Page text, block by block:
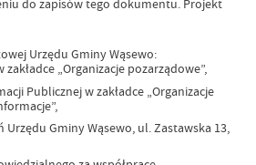
do zapisów tego dokumentu. Projekt
Urzędu Gminy Wąsewo:
zakładce „Organizacje pozarządowe”,
Publicznej w zakładce „Organizacje
Urzędu Gminy Wąsewo, ul. Zastawska 13,